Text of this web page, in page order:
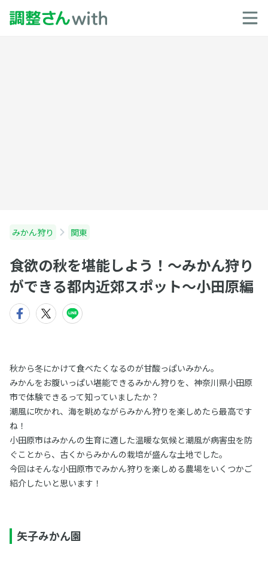
みかん狩り 関東
食欲の秋を堪能しよう！〜みかん狩り
ができる都内近郊スポット〜小田原編
秋から冬にかけて食べたくなるのが甘酸っぱいみかん。
みかんをお腹いっぱい堪能できるみかん狩りを、神奈川県小田原
市で体験できるって知っていましたか？
潮風に吹かれ、海を眺めながらみかん狩りを楽しめたら最高です
ね！
小田原市はみかんの生育に適した温暖な気候と潮風が病害虫を防
ぐことから、古くからみかんの栽培が盛んな土地でした。
今回はそんな小田原市でみかん狩りを楽しめる農場をいくつかご
紹介したいと思います！
矢子みかん園